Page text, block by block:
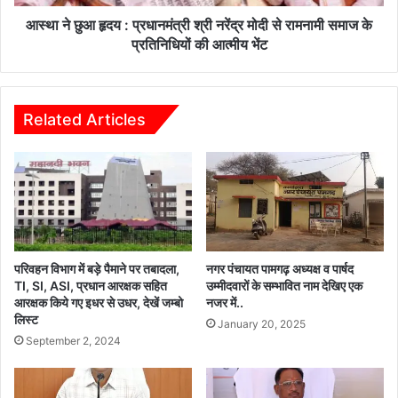
स
सि
को
मि
ला
तो
ह
फा
:
श्री
न
रें
द्र
मो
दी
से
रा
म
ना
मी
स
मा
आस्था ने छुआ हृदय : प्रधानमंत्री श्री नरेंद्र मोदी से रामनामी समाज के
प्रतिनिधियों की आत्मीय भेंट
Related Articles
परिवहन विभाग में बड़े पैमाने पर तबादला,
TI, SI, ASI, प्रधान आरक्षक सहित
आरक्षक किये गए इधर से उधर, देखें जम्बो
लिस्ट
September 2, 2024
नगर पंचायत पामगढ़ अध्यक्ष व पार्षद
उम्मीदवारों के सम्भावित नाम देखिए एक
नजर में..
January 20, 2025